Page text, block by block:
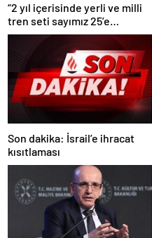
“2 yıl içerisinde yerli ve milli
tren seti sayımız 25’e
ulaşacak”
Son dakika: İsrail’e ihracat
kısıtlaması